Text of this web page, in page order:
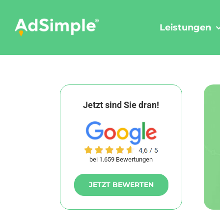
content
Leistungen
Jetzt sind Sie dran!
bei 1.659 Bewertungen
JETZT BEWERTEN